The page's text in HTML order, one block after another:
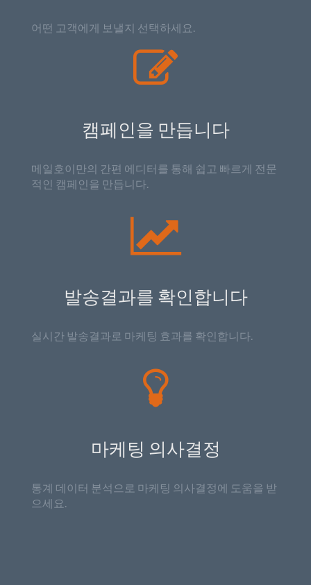
어떤 고객에게 보낼지 선택하세요.
캠페인을 만듭니다
메일호이만의 간편 에디터를 통해 쉽고 빠르게 전문
적인 캠페인을 만듭니다.
발송결과를 확인합니다
실시간 발송결과로 마케팅 효과를 확인합니다.
마케팅 의사결정
통계 데이터 분석으로 마케팅 의사결정에 도움을 받
으세요.